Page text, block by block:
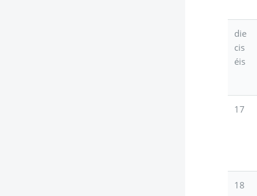
die
cis
éis
17
18